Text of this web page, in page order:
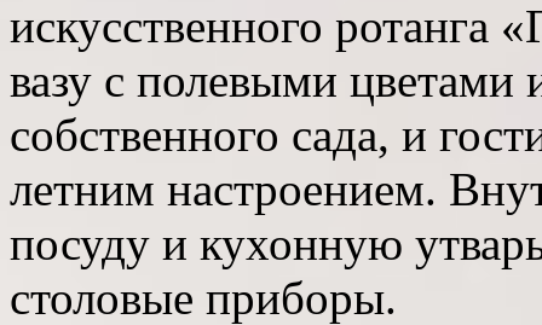
искусственного ротанга
вазу с полевыми цветами
собственного сада, и
летним настроением.
посуду и кухонную
столовые приборы.